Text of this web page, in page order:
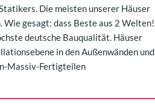
Die meisten unserer Häuser
Wie gesagt: dass Beste aus 2 Welten!
deutsche Bauqualität. Häuser
in den Außenwänden und
Massiv-Fertigteilen